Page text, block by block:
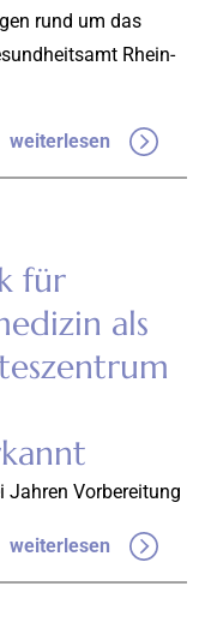
rund um das
Rhein-
weiterlesen
für
als
Jahren Vorbereitung
weiterlesen